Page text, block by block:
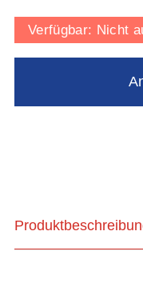
Verfügbar: Nicht